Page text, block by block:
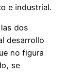
e industrial.
dos
desarrollo
no figura
se